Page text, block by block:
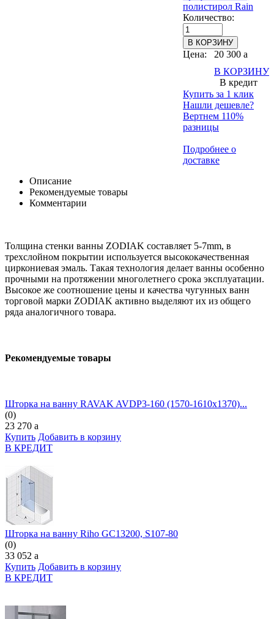
полистирол Rain
Количество:
Цена: 20 300 a
В КОРЗИНУ
В кредит
Купить за 1 клик
Нашли дешевле?
Вертнем 110%
разницы
Подробнее о
доставке
Описание
Рекомендуемые товары
Комментарии
Толщина стенки ванны ZODIAK составляет 5-7mm, в
трехслойном покрытии используется высококачественная
циркониевая эмаль. Такая технология делает ванны особенно
прочными на протяжении многолетнего срока эксплуатации.
Высокое же соотношение цены и качества чугунных ванн
торговой марки ZODIAK активно выделяют их из общего
ряда аналогичного товара.
Рекомендуемые товары
Шторка на ванну RAVAK AVDP3-160 (1570-1610х1370)...
(0)
23 270 a
Купить Добавить в корзину
В КРЕДИТ
Шторка на ванну Riho GC13200, S107-80
(0)
33 052 a
Купить Добавить в корзину
В КРЕДИТ